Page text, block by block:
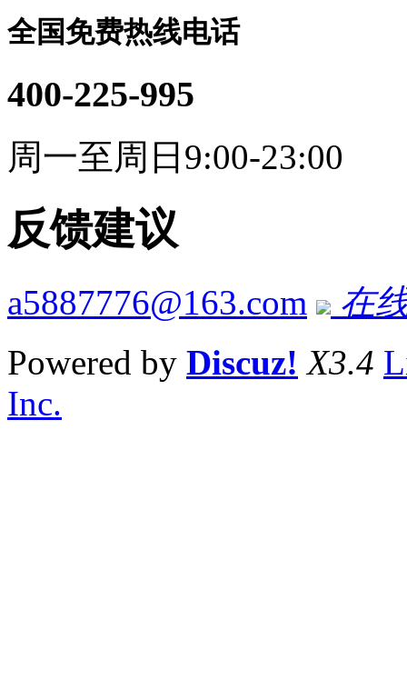
全国免费热线电话
400-225-995
周一至周日9:00-23:00
反馈建议
a5887776@163.com
在
Powered by Discuz! X3.4
Inc.